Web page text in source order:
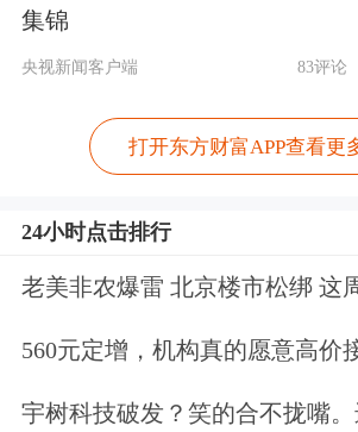
价格已然突破17万元/吨。
双重暴击，伦敦铝价飙至
泰证券测算2026/2027年
缺口分别为-94.9万吨/-
槽特性导致产量下降具刚
快速恢复，
铝价向上弹性
展望后市，有色金属还能
集锦
央视新闻客户端 83评论
打开东方财富APP查看更
24小时点击排行
老美非农爆雷 北京楼市松绑 这
560元定增，机构真的愿意高价
宇树科技破发？笑的合不拢嘴